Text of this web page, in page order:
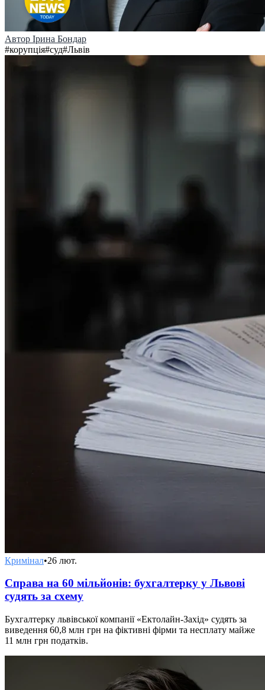
Автор Ірина Бондар
#корупція#суд#Львів
Кримінал•26 лют.
Справа на 60 мільйонів: бухгалтерку у Львові
судять за схему
Бухгалтерку львівської компанії «Ектолайн-Захід» судять за
виведення 60,8 млн грн на фіктивні фірми та несплату майже
11 млн грн податків.